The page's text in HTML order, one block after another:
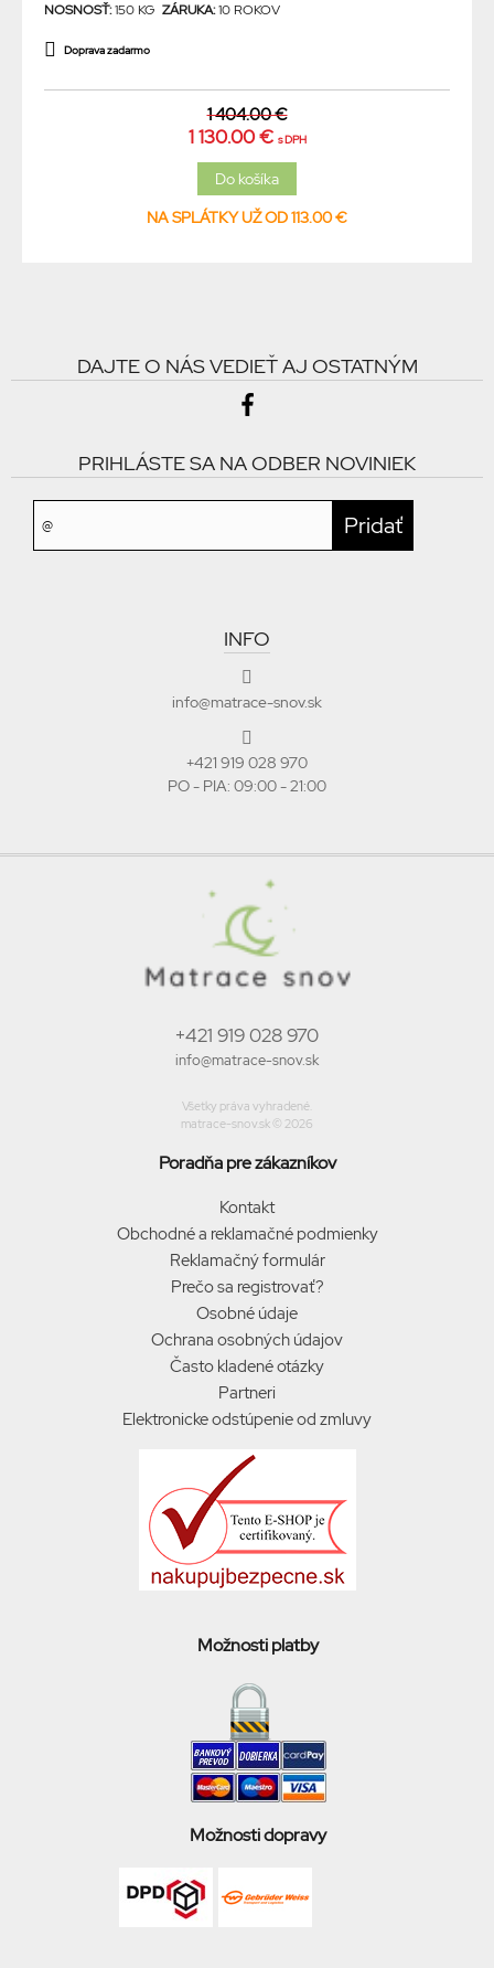
NOSNOSŤ:150 KG ZÁRUKA:10 ROKOV
Doprava zadarmo
1 404.00 €
1 130.00 € s DPH
NA SPLÁTKY UŽ OD 113.00 €
DAJTE O NÁS VEDIEŤ AJ OSTATNÝM
PRIHLÁSTE SA NA ODBER NOVINIEK
INFO
info@matrace-snov.sk
+421 919 028 970
PO - PIA: 09:00 - 21:00
+421 919 028 970
info@matrace-snov.sk
Všetky práva vyhradené.
matrace-snov.sk © 2026
Poradňa pre zákazníkov
Kontakt
Obchodné a reklamačné podmienky
Reklamačný formulár
Prečo sa registrovať?
Osobné údaje
Ochrana osobných údajov
Často kladené otázky
Partneri
Elektronicke odstúpenie od zmluvy
Možnosti platby
Možnosti dopravy